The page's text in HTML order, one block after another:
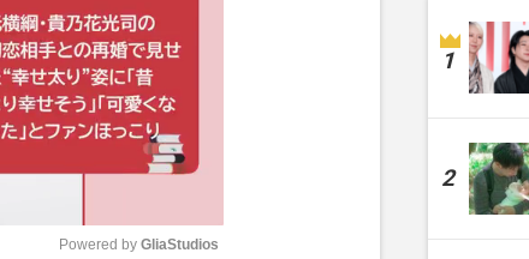
Powered by GliaStudios